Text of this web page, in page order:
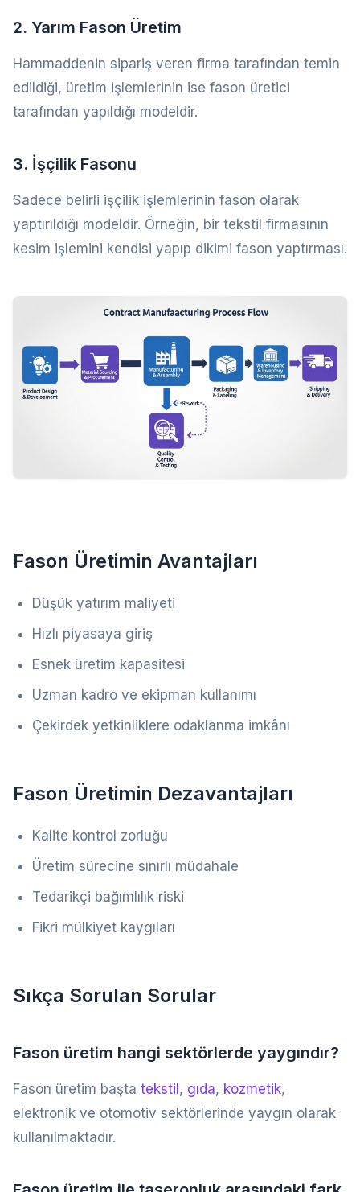
2. Yarım Fason Üretim
Hammaddenin sipariş veren firma tarafından temin
edildiği, üretim işlemlerinin ise fason üretici
tarafından yapıldığı modeldir.
3. İşçilik Fasonu
Sadece belirli işçilik işlemlerinin fason olarak
yaptırıldığı modeldir. Örneğin, bir tekstil firmasının
kesim işlemini kendisi yapıp dikimi fason yaptırması.
Fason Üretimin Avantajları
Düşük yatırım maliyeti
Hızlı piyasaya giriş
Esnek üretim kapasitesi
Uzman kadro ve ekipman kullanımı
Çekirdek yetkinliklere odaklanma imkânı
Fason Üretimin Dezavantajları
Kalite kontrol zorluğu
Üretim sürecine sınırlı müdahale
Tedarikçi bağımlılık riski
Fikri mülkiyet kaygıları
Sıkça Sorulan Sorular
Fason üretim hangi sektörlerde yaygındır?
Fason üretim başta tekstil, gıda, kozmetik,
elektronik ve otomotiv sektörlerinde yaygın olarak
kullanılmaktadır.